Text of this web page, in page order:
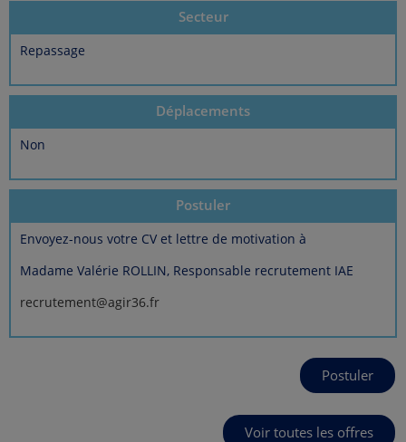
Secteur
Repassage
Déplacements
Non
Postuler
Envoyez-nous votre CV et lettre de motivation à
Madame Valérie ROLLIN, Responsable recrutement IAE
recrutement@agir36.fr
Postuler
Voir toutes les offres